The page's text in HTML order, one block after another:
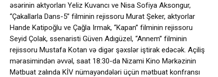
əsərinin aktyorları Yeliz Kuvancı ve Nisa Sofiya Aksongur,
“Çakallarla Dans-5” filminin rejissoru Murat Şeker, aktyorlar
Hande Katipoğlu ve Çağla Irmak, “Kapan” filminin rejissoru
Seyid Çolak, ssenaristi Güven Adıgüzel, “Annem” filminin
rejissoru Mustafa Kotan və digər şəxslər iştirak edəcək. Açiliş
mərasimindən əvvəl, saat 18:30-da Nizami Kino Mərkəzinin
Mətbuat zalında KİV nümayəndələri üçün mətbuat konfransı